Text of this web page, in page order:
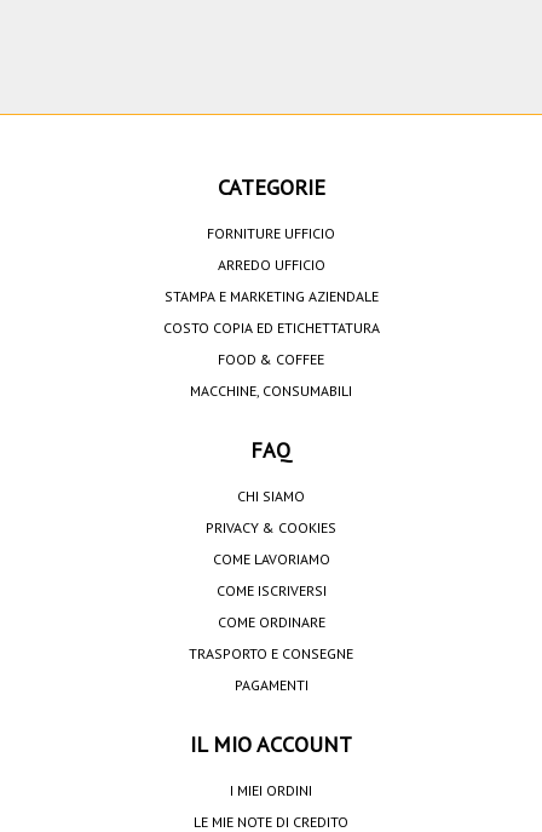
CATEGORIE
FORNITURE UFFICIO
ARREDO UFFICIO
STAMPA E MARKETING AZIENDALE
COSTO COPIA ED ETICHETTATURA
FOOD & COFFEE
MACCHINE, CONSUMABILI
FAQ
CHI SIAMO
PRIVACY & COOKIES
COME LAVORIAMO
COME ISCRIVERSI
COME ORDINARE
TRASPORTO E CONSEGNE
PAGAMENTI
IL MIO ACCOUNT
I MIEI ORDINI
LE MIE NOTE DI CREDITO